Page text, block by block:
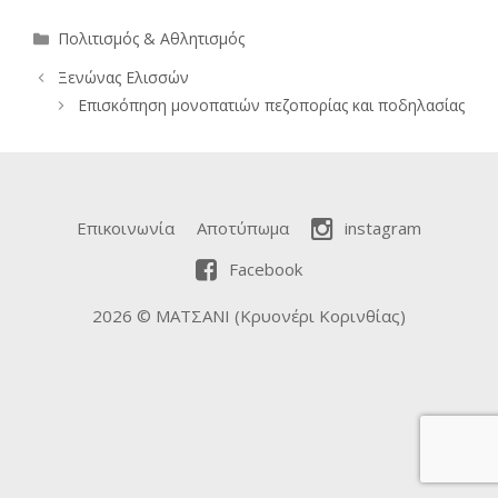
Κατηγορίες
Πολιτισμός & Αθλητισμός
Ξενώνας Ελισσών
Επισκόπηση μονοπατιών πεζοπορίας και ποδηλασίας
Επικοινωνία Αποτύπωμα
instagram
Facebook
2026 © ΜΑΤΣΑΝΙ (Κρυονέρι Κορινθίας)